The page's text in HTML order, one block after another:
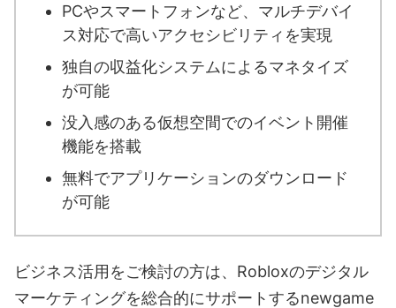
PCやスマートフォンなど、マルチデバイ
ス対応で高いアクセシビリティを実現
独自の収益化システムによるマネタイズ
が可能
没入感のある仮想空間でのイベント開催
機能を搭載
無料でアプリケーションのダウンロード
が可能
ビジネス活用をご検討の方は、Robloxのデジタル
マーケティングを総合的にサポートするnewgame